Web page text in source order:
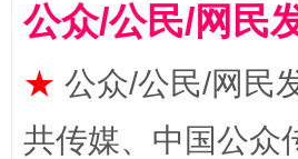
公众/公民/网民
★ 公众/公民/网民
共传媒、中国公众